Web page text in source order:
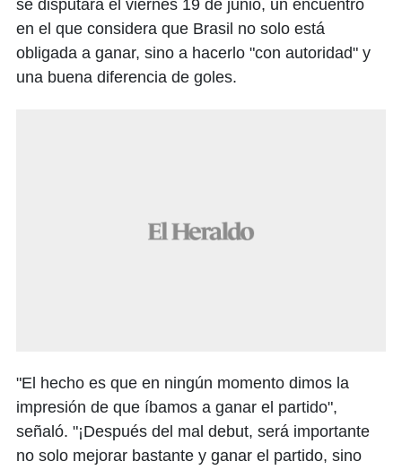
se disputará el viernes 19 de junio, un encuentro
en el que considera que Brasil no solo está
obligada a ganar, sino a hacerlo "con autoridad" y
una buena diferencia de goles.
"El hecho es que en ningún momento dimos la
impresión de que íbamos a ganar el partido",
señaló. "¡Después del mal debut, será importante
no solo mejorar bastante y ganar el partido, sino